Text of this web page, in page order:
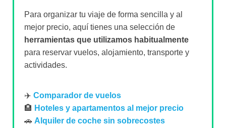
Para organizar tu viaje de forma sencilla y al
mejor precio, aquí tienes una selección de
herramientas que utilizamos habitualmente
para reservar vuelos, alojamiento, transporte y
actividades.
✈️ Comparador de vuelos
🏨 Hoteles y apartamentos al mejor precio
🚗 Alquiler de coche sin sobrecostes